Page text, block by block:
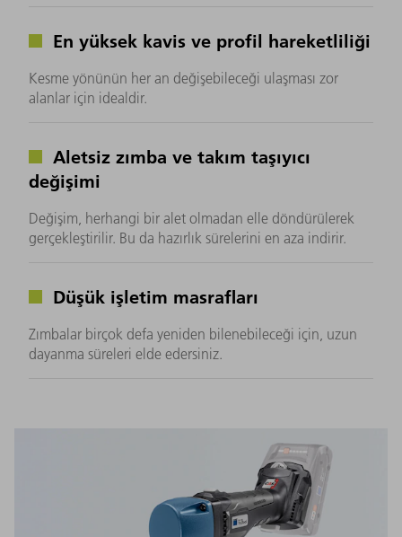
En yüksek kavis ve profil hareketliliği
Kesme yönünün her an değişebileceği ulaşması zor
alanlar için idealdir.
Aletsiz zımba ve takım taşıyıcı
değişimi
Değişim, herhangi bir alet olmadan elle döndürülerek
gerçekleştirilir. Bu da hazırlık sürelerini en aza indirir.
Düşük işletim masrafları
Zımbalar birçok defa yeniden bilenebileceği için, uzun
dayanma süreleri elde edersiniz.